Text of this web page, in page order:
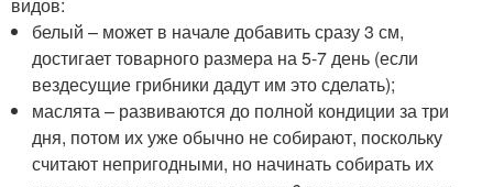
белый – может в начале добавить сразу 3 см,
достигает товарного размера на 5-7 день (если
вездесущие грибники дадут им это сделать);
маслята – развиваются до полной кондиции за три
дня, потом их уже обычно не собирают, поскольку
считают непригодными, но начинать собирать их